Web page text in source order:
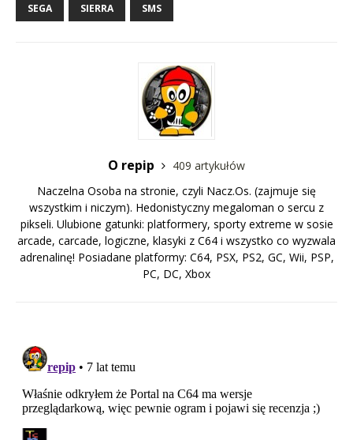
SEGA SIERRA SMS
O repip
409 artykułów
Naczelna Osoba na stronie, czyli Nacz.Os. (zajmuje się
wszystkim i niczym). Hedonistyczny megaloman o sercu z
pikseli. Ulubione gatunki: platformery, sporty extreme w sosie
arcade, carcade, logiczne, klasyki z C64 i wszystko co wyzwala
adrenalinę! Posiadane platformy: C64, PSX, PS2, GC, Wii, PSP,
PC, DC, Xbox